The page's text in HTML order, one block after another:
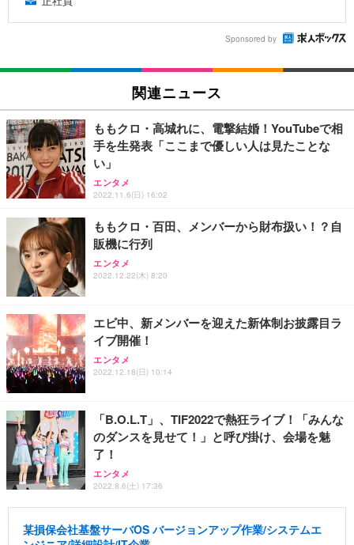
Sponsored by
関連ニュース
ももクロ・高城れに、電撃結婚！YouTubeで相
手を生発表「ここまで優しい人は見たことな
い」
エンタメ
2022.11.6(日) 16:02
ももクロ・百田、メンバーから財布扱い！？自
販機に行列
エンタメ
2022.12.22(木) 8:20
エビ中、新メンバーを迎えた新体制お披露目ラ
イブ開催！
エンタメ
2022.12.18(日) 10:14
「B.O.L.T」、TIF2022で熱狂ライブ！「みんな
のダンスを見せて！」と呼び掛け、会場を魅
了！
エンタメ
2022.8.6(土) 17:36
某損保会社基盤サーバOS バージョンアップ作業/システムエ